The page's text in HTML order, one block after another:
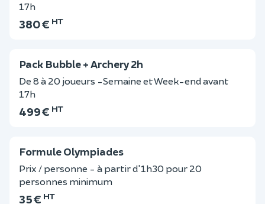
17h
380 € HT
Pack Bubble + Archery 2h
De 8 à 20 joueurs -Semaine et Week-end avant
17h
499 € HT
Formule Olympiades
Prix / personne - à partir d'1h30 pour 20
personnes minimum
35 € HT